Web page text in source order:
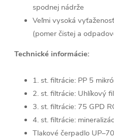
spodnej nádrže
Veľmi vysoká
(pomer čistej a
Technické informácie:
1. st. filtrácie: PP 5
2. st. filtrácie: Uhlíkový
3. st. filtrácie: 75 GPD
4. st. filtrácie:
Tlakové čerpadlo